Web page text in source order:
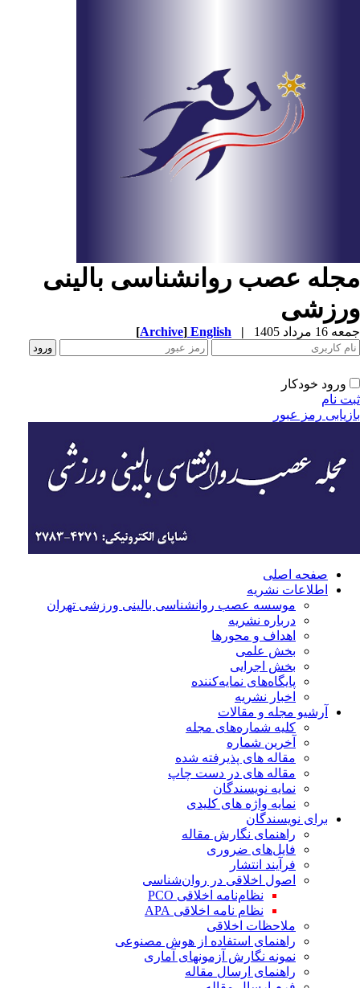
عصب روانشناسی بالینی
16 مرداد 1405 |
English
[Archive]
ورود خودکار
نام
رمز عبور
صفحه اصلی
اطلاعات نشریه
موسسه عصب روانشناسی بالینی ورزشی تهران
درباره نشریه
اهداف و محورها
بخش علمی
بخش اجرایی
‌پایگاه‌های نمایه‌کننده
اخبار نشریه
آرشیو مجله و مقالات
کلیه شماره‌های مجله
آخرین شماره
مقاله های پذیرفته شده
مقاله های در دست چاپ
نمایه نویسندگان
نمایه واژه های کلیدی
برای نویسندگان
راهنمای نگارش مقاله
فایل‌های ضروری
فرآیند انتشار
اصول اخلاقی در روان‌شناسی
نظام‌نامه اخلاقی PCO
نظام نامه اخلاقی APA
ملاحظات اخلاقی
راهنمای استفاده از هوش مصنوعی
نمونه نگارش آزمونهای آماری
راهنمای ارسال مقاله